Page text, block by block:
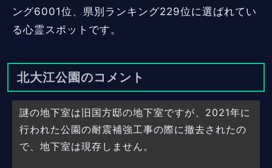
ング6001位、県別ランキング229位に選ばれてい
る心霊スポットです。
北大江公園のコメント
謎の地下室は旧国方邸の地下室ですが、2021年に
行われた公園の耐震補強工事の際に撤去されたの
で、地下室は現存しません。